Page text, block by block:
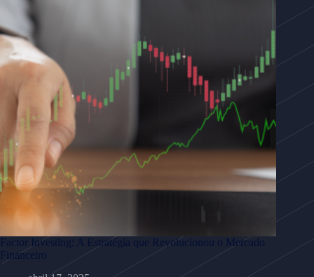
Factor Investing: A Estratégia que Revolucionou o Mercado
Financeiro